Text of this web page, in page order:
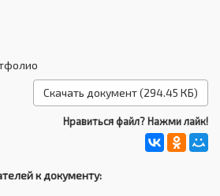
Скачать документ (294.45 КБ)
Нравиться файл? Нажми лайк!
к документу: